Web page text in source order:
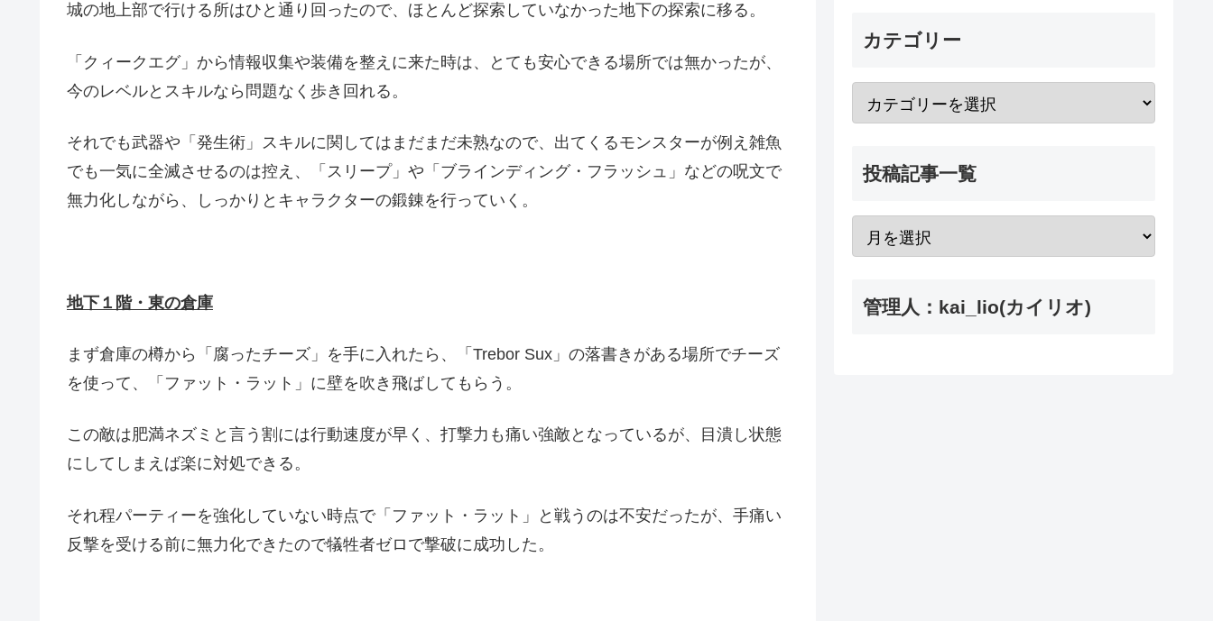
城の地上部で行ける所はひと通り回ったので、ほとんど探索していなかった地下の探索に移る。
「クィークエグ」から情報収集や装備を整えに来た時は、とても安心できる場所では無かったが、
今のレベルとスキルなら問題なく歩き回れる。
それでも武器や「発生術」スキルに関してはまだまだ未熟なので、出てくるモンスターが例え雑魚
でも一気に全滅させるのは控え、「スリープ」や「ブラインディング・フラッシュ」などの呪文で
無力化しながら、しっかりとキャラクターの鍛錬を行っていく。
地下１階・東の倉庫
まず倉庫の樽から「腐ったチーズ」を手に入れたら、「Trebor Sux」の落書きがある場所でチーズ
を使って、「ファット・ラット」に壁を吹き飛ばしてもらう。
この敵は肥満ネズミと言う割には行動速度が早く、打撃力も痛い強敵となっているが、目潰し状態
にしてしまえば楽に対処できる。
それ程パーティーを強化していない時点で「ファット・ラット」と戦うのは不安だったが、手痛い
反撃を受ける前に無力化できたので犠牲者ゼロで撃破に成功した。
カテゴリー
投稿記事一覧
管理人：kai_lio(カイリオ)